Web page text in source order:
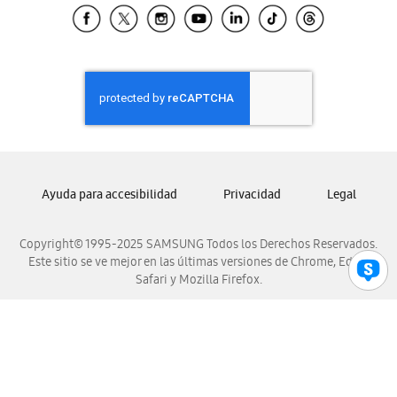
Samsung El Salvador
Samsung Honduras
Samsung Nicaragua
Samsung Panamá
Samsung Venezuela
Copyright© 1995-2025 SAMSUNG Todos los Derechos Reservados.
Este sitio se ve mejor en las últimas versiones de Chrome, Edge,
Safari y Mozilla Firefox.
Ayuda para accesibilidad Privacidad Legal